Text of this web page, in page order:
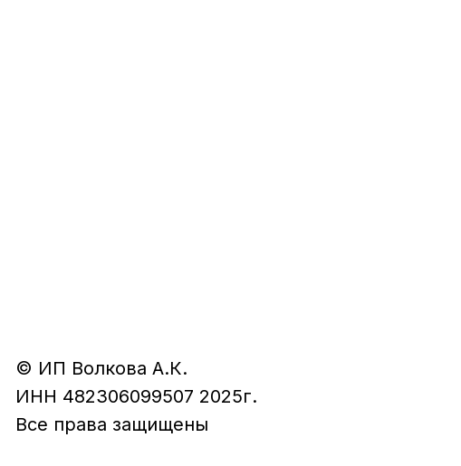
© ИП Волкова А.К.
ИНН 482306099507 2025г.
Все права защищены